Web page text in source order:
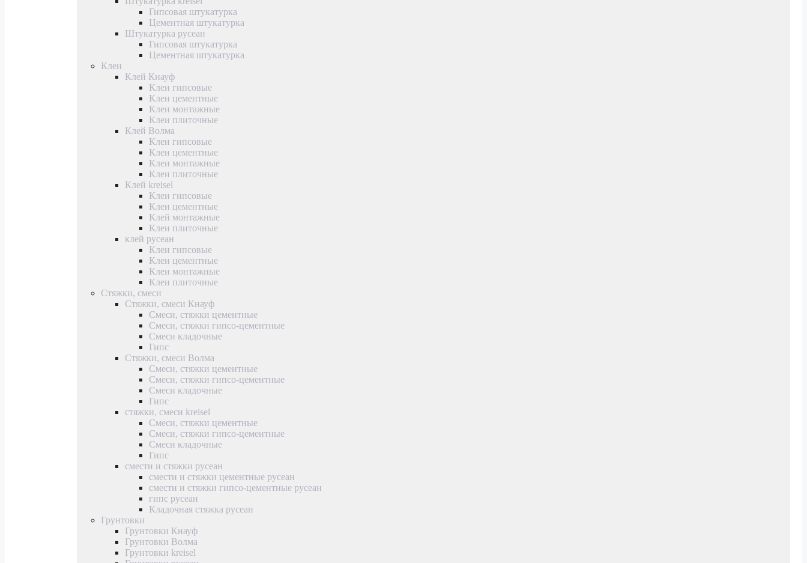
Гипсовая штукатурка
Цементная штукатурка
Штукатурка русеан
Гипсовая штукатурка
Цементная штукатурка
Клеи
Клей Кнауф
Клеи гипсовые
Клеи цементные
Клеи монтажные
Клеи плиточные
Клей Волма
Клеи гипсовые
Клеи цементные
Клеи монтажные
Клеи плиточные
Клей kreisel
Клеи гипсовые
Клеи цементные
Клей монтажные
Клеи плиточные
клей русеан
Клеи гипсовые
Клеи цементные
Клеи монтажные
Клеи плиточные
Стяжки, смеси
Стяжки, смеси Кнауф
Смеси, стяжки цементные
Смеси, стяжки гипсо-цементные
Смеси кладочные
Гипс
Стяжки, смеси Волма
Смеси, стяжки цементные
Смеси, стяжки гипсо-цементные
Смеси кладочные
Гипс
стяжки, смеси kreisel
Смеси, стяжки цементные
Смеси, стяжки гипсо-цементные
Смеси кладочные
Гипс
смести и стяжки русеан
смести и стяжки цементные русеан
смести и стяжки гипсо-цементные русеан
гипс русеан
Кладочная стяжка русеан
Грунтовки
Грунтовки Кнауф
Грунтовки Волма
Грунтовки kreisel